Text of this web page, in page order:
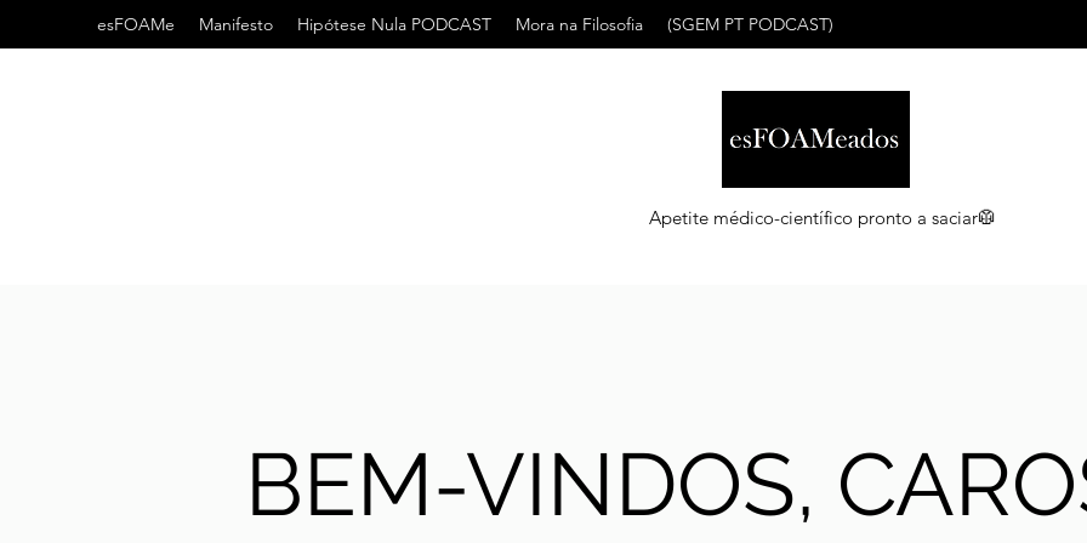
esFOAMe Manifesto Hipótese Nula PODCAST Mora na Filosofia (SGEM PT PODCAST)
Apetite médico-científico pronto a saciar🥼
BEM-VINDOS,